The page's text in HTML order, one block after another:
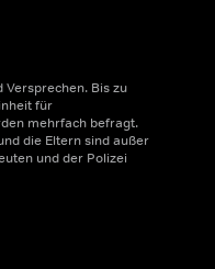
Versprechen. Bis zu
für
mehrfach befragt.
die Eltern sind außer
und der Polizei